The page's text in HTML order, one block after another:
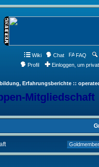
Wiki Chat FAQ
Profil
Einloggen, um
Erfahrungsberichte ::
Mitgliedschaft